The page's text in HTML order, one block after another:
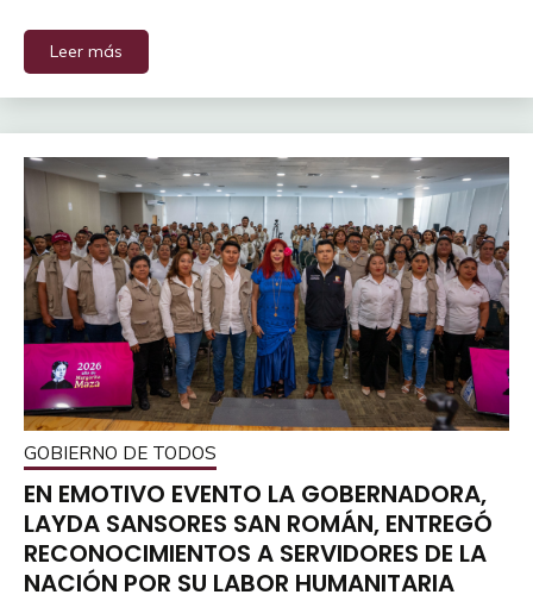
Leer más
GOBIERNO DE TODOS
EN EMOTIVO EVENTO LA GOBERNADORA,
LAYDA SANSORES SAN ROMÁN, ENTREGÓ
RECONOCIMIENTOS A SERVIDORES DE LA
NACIÓN POR SU LABOR HUMANITARIA